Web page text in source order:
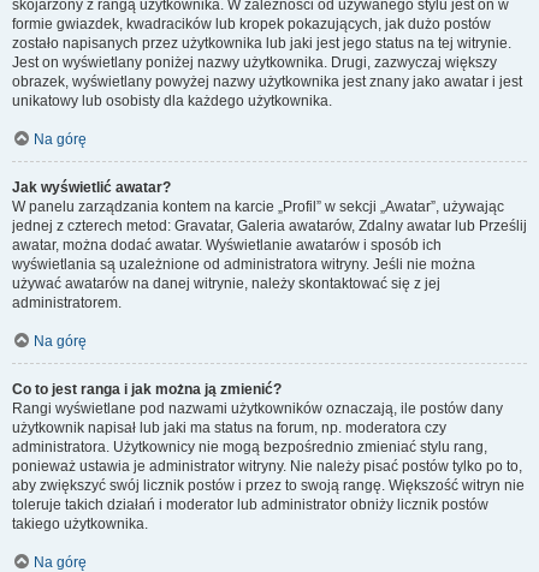
skojarzony z rangą użytkownika. W zależności od używanego stylu jest on w
formie gwiazdek, kwadracików lub kropek pokazujących, jak dużo postów
zostało napisanych przez użytkownika lub jaki jest jego status na tej witrynie.
Jest on wyświetlany poniżej nazwy użytkownika. Drugi, zazwyczaj większy
obrazek, wyświetlany powyżej nazwy użytkownika jest znany jako awatar i jest
unikatowy lub osobisty dla każdego użytkownika.
Na górę
Jak wyświetlić awatar?
W panelu zarządzania kontem na karcie „Profil” w sekcji „Awatar”, używając
jednej z czterech metod: Gravatar, Galeria awatarów, Zdalny awatar lub Prześlij
awatar, można dodać awatar. Wyświetlanie awatarów i sposób ich
wyświetlania są uzależnione od administratora witryny. Jeśli nie można
używać awatarów na danej witrynie, należy skontaktować się z jej
administratorem.
Na górę
Co to jest ranga i jak można ją zmienić?
Rangi wyświetlane pod nazwami użytkowników oznaczają, ile postów dany
użytkownik napisał lub jaki ma status na forum, np. moderatora czy
administratora. Użytkownicy nie mogą bezpośrednio zmieniać stylu rang,
ponieważ ustawia je administrator witryny. Nie należy pisać postów tylko po to,
aby zwiększyć swój licznik postów i przez to swoją rangę. Większość witryn nie
toleruje takich działań i moderator lub administrator obniży licznik postów
takiego użytkownika.
Na górę